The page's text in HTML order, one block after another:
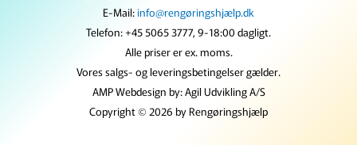
E-Mail: info@rengøringshjælp.dk
Telefon: +45 5065 3777, 9-18:00 dagligt.
Alle priser er ex. moms.
Vores salgs- og leveringsbetingelser gælder.
AMP Webdesign by: Agil Udvikling A/S
Copyright © 2026 by Rengøringshjælp